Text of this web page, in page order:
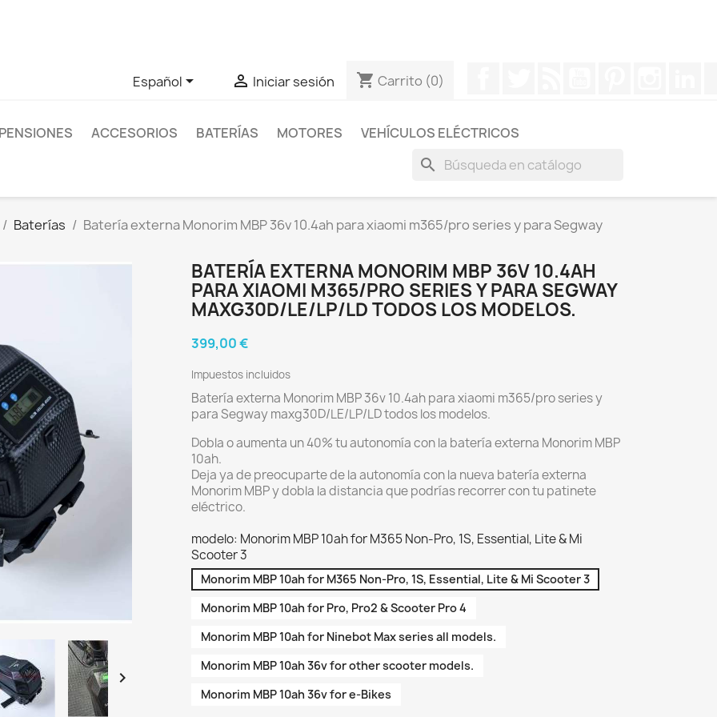
Español  Iniciar sesión shopping_cart Carrito (0)
ACCESORIOS BATERÍAS MOTORES VEHÍCULOS ELÉCTRICOS
search
Baterías Batería externa Monorim MBP 36v 10.4ah para xiaomi m365/pro series y para Segway

BATERÍA EXTERNA MONORIM MBP 36V 10.4AH
PARA XIAOMI M365/PRO SERIES Y PARA SEGWAY
MAXG30D/LE/LP/LD TODOS LOS MODELOS.
399,00 €
Impuestos incluidos
Batería externa Monorim MBP 36v 10.4ah para xiaomi m365/pro series y
para Segway maxg30D/LE/LP/LD todos los modelos.
Dobla o aumenta un 40% tu autonomía con la batería externa Monorim MBP
10ah.
Deja ya de preocuparte de la autonomía con la nueva batería externa
Monorim MBP y dobla la distancia que podrías recorrer con tu patinete
eléctrico.
modelo: Monorim MBP 10ah for M365 Non-Pro, 1S, Essential, Lite & Mi
Scooter 3
Monorim MBP 10ah for M365 Non-Pro, 1S, Essential, Lite & Mi Scooter 3
Monorim MBP 10ah for Pro, Pro2 & Scooter Pro 4
Monorim MBP 10ah for Ninebot Max series all models.
Monorim MBP 10ah 36v for other scooter models.
Monorim MBP 10ah 36v for e-Bikes